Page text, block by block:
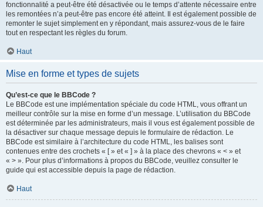
fonctionnalité a peut-être été désactivée ou le temps d’attente nécessaire entre
les remontées n’a peut-être pas encore été atteint. Il est également possible de
remonter le sujet simplement en y répondant, mais assurez-vous de le faire
tout en respectant les règles du forum.
Haut
Mise en forme et types de sujets
Qu’est-ce que le BBCode ?
Le BBCode est une implémentation spéciale du code HTML, vous offrant un
meilleur contrôle sur la mise en forme d’un message. L’utilisation du BBCode
est déterminée par les administrateurs, mais il vous est également possible de
la désactiver sur chaque message depuis le formulaire de rédaction. Le
BBCode est similaire à l’architecture du code HTML, les balises sont
contenues entre des crochets « [ » et « ] » à la place des chevrons « < » et
« > ». Pour plus d’informations à propos du BBCode, veuillez consulter le
guide qui est accessible depuis la page de rédaction.
Haut